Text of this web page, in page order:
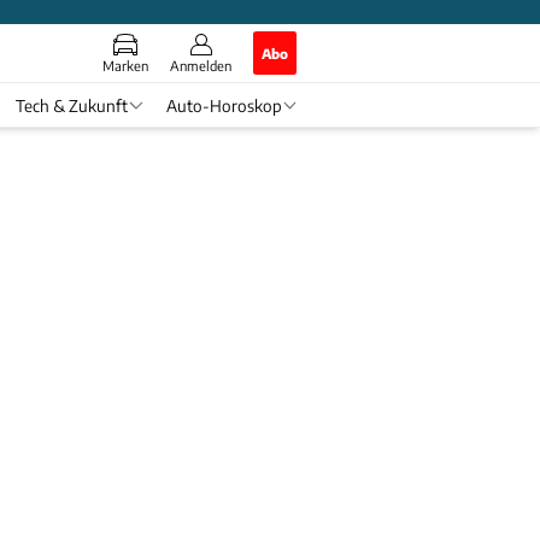
Marken Anmelden
Abo
Tech & Zukunft Auto-Horoskop